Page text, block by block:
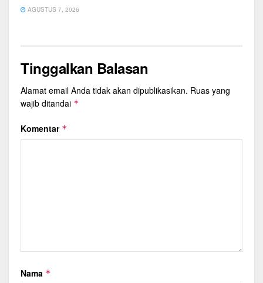
AGUSTUS 7, 2026
Tinggalkan Balasan
Alamat email Anda tidak akan dipublikasikan. Ruas yang
wajib ditandai *
Komentar *
Nama *